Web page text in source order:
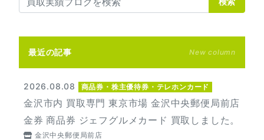
最近の記事 New column
2026.08.08 商品券・株主優待券・テレホンカード
金沢市内 買取専門 東京市場 金沢中央郵便局前店
金券 商品券 ジェフグルメカード 買取しました。
金沢中央郵便局前店